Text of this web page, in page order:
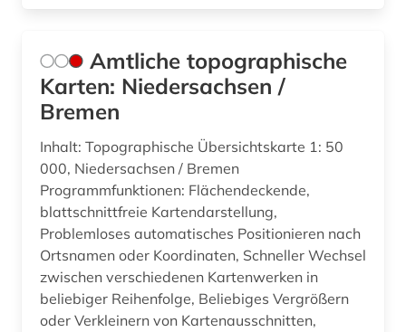
Amtliche topographische
Karten: Niedersachsen /
Bremen
Inhalt: Topographische Übersichtskarte 1: 50
000, Niedersachsen / Bremen
Programmfunktionen: Flächendeckende,
blattschnittfreie Kartendarstellung,
Problemloses automatisches Positionieren nach
Ortsnamen oder Koordinaten, Schneller Wechsel
zwischen verschiedenen Kartenwerken in
beliebiger Reihenfolge, Beliebiges Vergrößern
oder Verkleinern von Kartenausschnitten,